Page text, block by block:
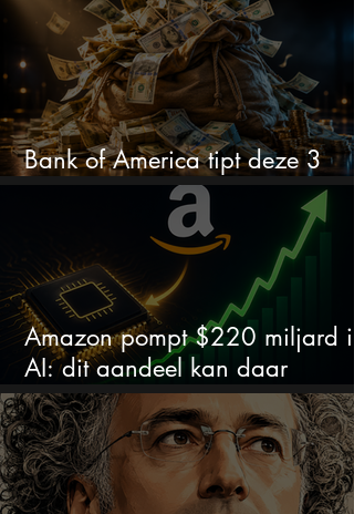
Bank of America tipt deze 3
chipaandelen
Amazon pompt $220 miljard in
AI: dit aandeel kan daar
explosief van profiteren